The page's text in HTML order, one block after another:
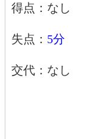
得点：なし
失点： 5分
交代：なし